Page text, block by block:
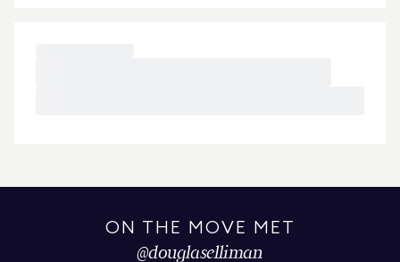
ON THE MOVE MET
@douglaselliman